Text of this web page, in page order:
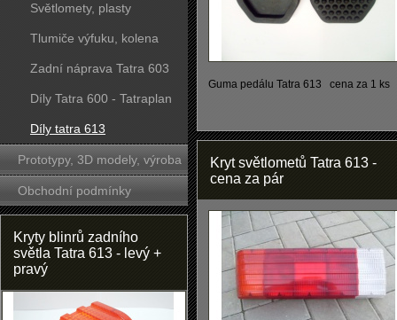
Světlomety, plasty
Tlumiče výfuku, kolena
Zadní náprava Tatra 603
Díly Tatra 600 - Tatraplan
Díly tatra 613
Prototypy, 3D modely, výroba
forem
Obchodní podmínky
Kryty blinrů zadního
světla Tatra 613 - levý +
pravý
Guma pedálu Tatra 613 cena za 1 ks
Kryt světlometů Tatra 613 -
cena za pár